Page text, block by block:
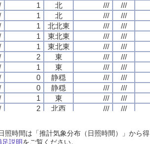
1 北 /// ///
1 北 /// ///
1 北北東 /// ///
1 東北東 /// ///
1 東北東 /// ///
2 東 /// ///
1 東 /// ///
0 静穏 /// ///
0 静穏 /// ///
1 東 /// ///
2 北西 /// ///
2 北西 ///
1 北西 /// ///
1 北 /// ///
1 北 /// ///
1 北北東 /// ///
1 東北東 /// ///
1 東北東 /// ///
2 東 /// ///
1 東 /// ///
0 静穏 /// ///
0 静穏 /// ///
1 東 /// ///
2 北西 /// ///
2 北西 ///
1 北西 /// ///
1 北 /// ///
1 北 /// ///
1 北北東 /// ///
1 東北東 /// ///
1 東北東 /// ///
2 東 /// ///
1 東 /// ///
0 静穏 /// ///
0 静穏 /// ///
1 東 /// ///
2 北西 /// ///
2 北西 ///
1 北西 /// ///
1 北 /// ///
1 北 /// ///
1 北北東 /// ///
1 東北東 /// ///
1 東北東 /// ///
2 東 /// ///
1 東 /// ///
0 静穏 /// ///
0 静穏 /// ///
1 東 /// ///
2 北西 /// ///
2 北西 ///
1 北西 /// ///
照時間は「推計気象分布（日照時間）」から
説明をご覧ください。